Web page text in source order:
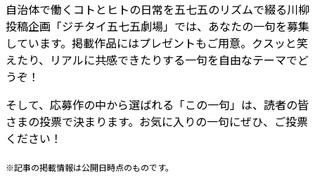
自治体で働くコトとヒトの日常を五七五のリズムで綴る川柳
投稿企画「ジチタイ五七五劇場」では、 あなたの一句を募集
しています。掲載作品にはプレゼントもご用意。クスッと笑
えたり、リアルに共感できたりする一句を自由なテーマでど
うぞ！
そして、応募作の中から選ばれる「この一句」は、 読者の皆
さまの投票で決まります。お気に入りの一句にぜひ、ご投票
ください！
※記事の掲載情報は公開日時点のものです。